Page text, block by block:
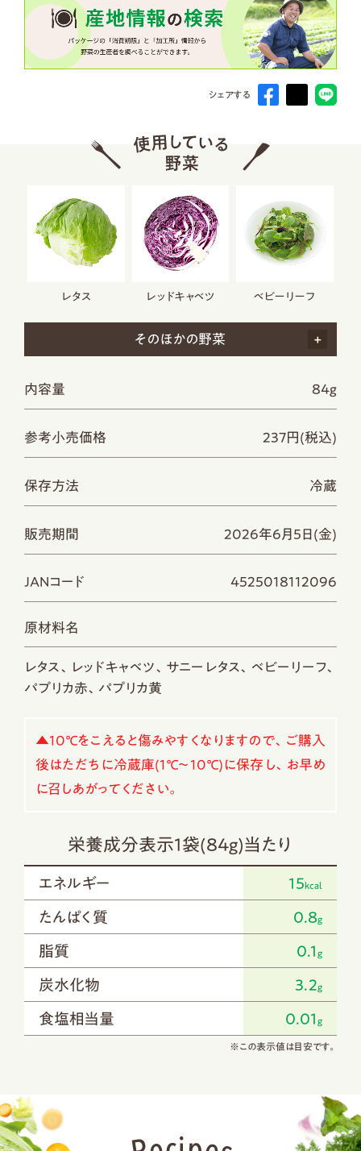
シェアする
レタス レッドキャベツ ベビーリーフ
そのほかの野菜
内容量 84g
参考小売価格 237円(税込)
保存方法 冷蔵
販売期間 2026年6月5日(金)
JANコード 4525018112096
原材料名
レタス、レッドキャベツ、サニーレタス、ベビーリーフ、
パプリカ赤、パプリカ黄
▲10℃をこえると傷みやすくなりますので、ご購入
後はただちに冷蔵庫(1℃～10℃)に保存し、お早め
に召しあがってください。
栄養成分表示1袋(84g)当たり
エネルギー 15 kcal
たんぱく質 0.8g
脂質 0.1 g
炭水化物 3.2g
食塩相当量 0.01 g
※この表示値は目安です。